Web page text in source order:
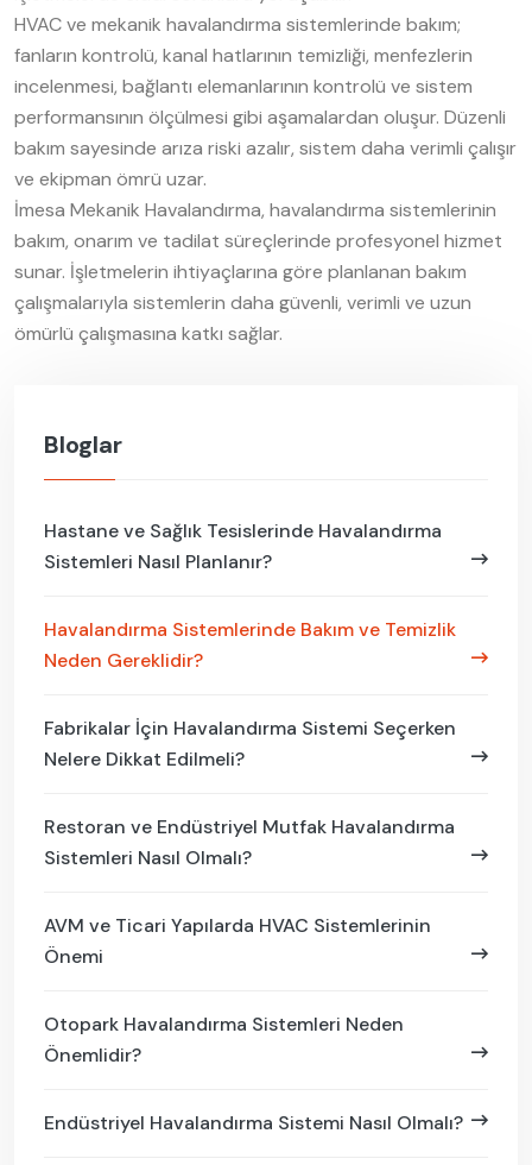
HVAC ve mekanik havalandırma sistemlerinde bakım;
fanların kontrolü, kanal hatlarının temizliği, menfezlerin
incelenmesi, bağlantı elemanlarının kontrolü ve sistem
performansının ölçülmesi gibi aşamalardan oluşur. Düzenli
bakım sayesinde arıza riski azalır, sistem daha verimli çalışır
ve ekipman ömrü uzar.
İmesa Mekanik Havalandırma, havalandırma sistemlerinin
bakım, onarım ve tadilat süreçlerinde profesyonel hizmet
sunar. İşletmelerin ihtiyaçlarına göre planlanan bakım
çalışmalarıyla sistemlerin daha güvenli, verimli ve uzun
ömürlü çalışmasına katkı sağlar.
Bloglar
Hastane ve Sağlık Tesislerinde Havalandırma
Sistemleri Nasıl Planlanır?
Havalandırma Sistemlerinde Bakım ve Temizlik
Neden Gereklidir?
Fabrikalar İçin Havalandırma Sistemi Seçerken
Nelere Dikkat Edilmeli?
Restoran ve Endüstriyel Mutfak Havalandırma
Sistemleri Nasıl Olmalı?
AVM ve Ticari Yapılarda HVAC Sistemlerinin
Önemi
Otopark Havalandırma Sistemleri Neden
Önemlidir?
Endüstriyel Havalandırma Sistemi Nasıl Olmalı?